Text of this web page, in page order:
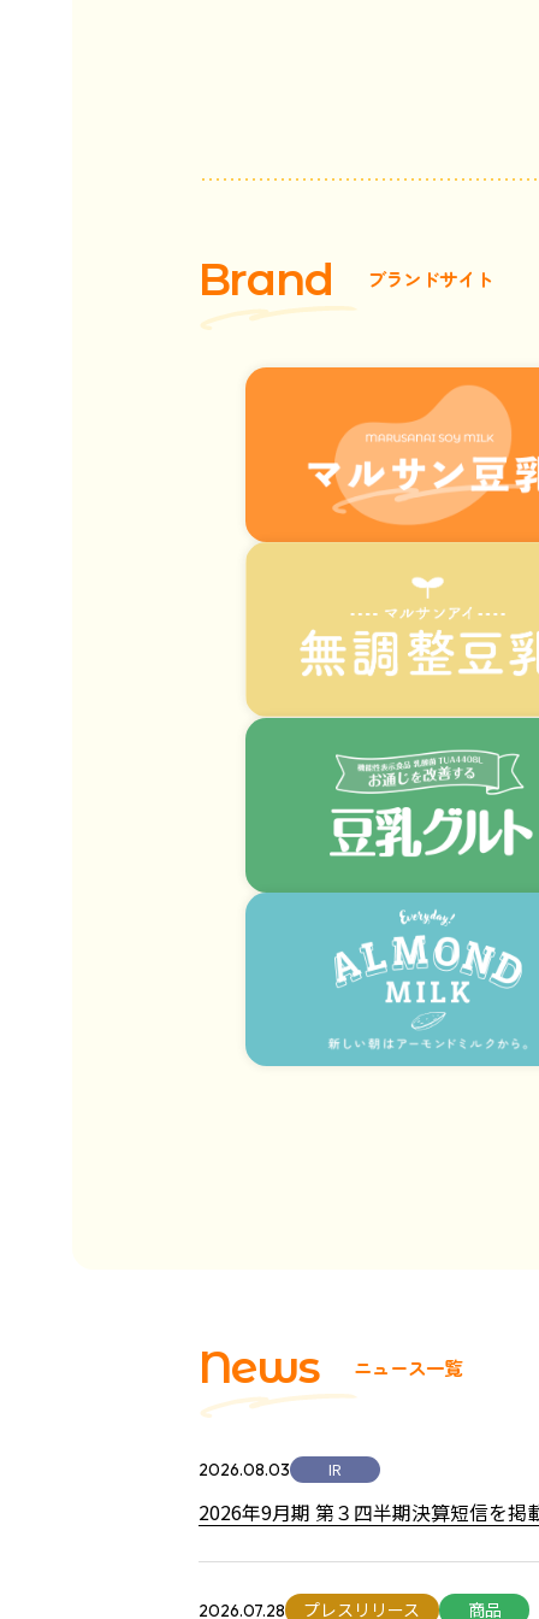
Brand ブラン ドサイ ト
News ニュース一覧
2026.08.03
2026年9月期 第３四半期決算短信を掲
2026.07.28 プレスリリース 商品